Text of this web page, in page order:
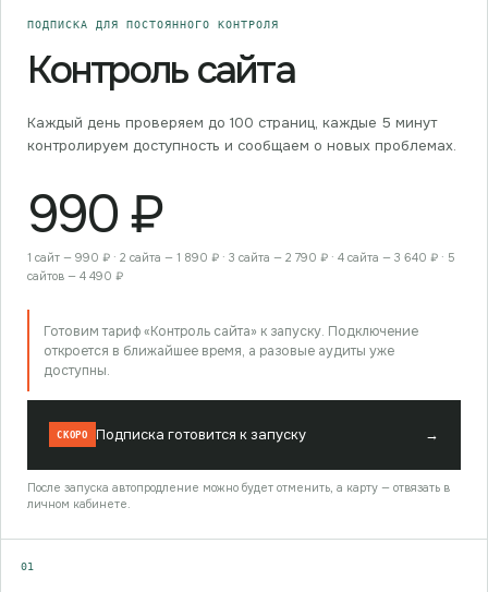
ПОДПИСКА ДЛЯ ПОСТОЯННОГО КОНТРОЛЯ
Контроль сайта
Каждый день проверяем до 100 страниц, каждые 5 минут
контролируем доступность и сообщаем о новых проблемах.
990₽
1 сайт — 990 ₽ · 2 сайта — 1 890 ₽ · 3 сайта — 2 790 ₽ · 4 сайта — 3 640 ₽ · 5
сайтов — 4 490 ₽
Готовим тариф «Контроль сайта» к запуску. Подключение
откроется в ближайшее время, а разовые аудиты уже
доступны.
СКОРО Подписка готовится к запуску →
После запуска автопродление можно будет отменить, а карту — отвязать в
личном кабинете.
01